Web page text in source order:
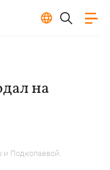
на
и Подкопаевой.